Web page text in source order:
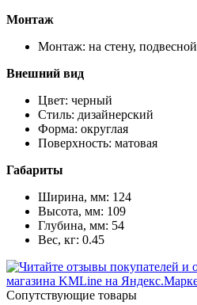
Монтаж
Монтаж: на стену, подвесной
Внешний вид
Цвет: черный
Стиль: дизайнерский
Форма: округлая
Поверхность: матовая
Габариты
Ширина, мм: 124
Высота, мм: 109
Глубина, мм: 54
Вес, кг: 0.45
Cопутствующие товары